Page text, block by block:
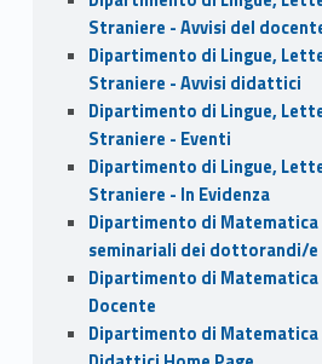
Straniere - Avvisi del
Dipartimento di Lingue,
Straniere - Avvisi didattici
Dipartimento di Lingue,
Straniere - Eventi
Dipartimento di Lingue,
Straniere - In Evidenza
Dipartimento di
seminariali dei dottorandi/e
Dipartimento di Matematica
Docente
Dipartimento di Matematica